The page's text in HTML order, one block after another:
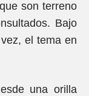
son terreno
Bajo
el tema en
una orilla